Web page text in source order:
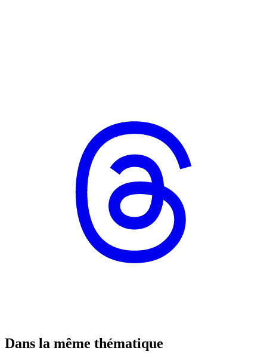
Dans la même thématique